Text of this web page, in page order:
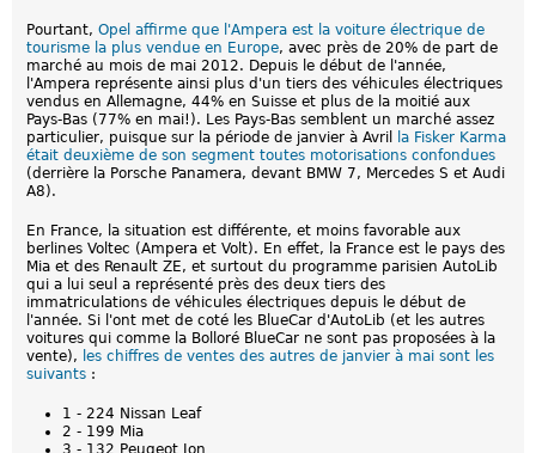
Pourtant, Opel affirme que l'Ampera est la voiture électrique de
tourisme la plus vendue en Europe, avec près de 20% de part de
marché au mois de mai 2012. Depuis le début de l'année,
l'Ampera représente ainsi plus d'un tiers des véhicules électriques
vendus en Allemagne, 44% en Suisse et plus de la moitié aux
Pays-Bas (77% en mai!). Les Pays-Bas semblent un marché assez
particulier, puisque sur la période de janvier à Avril
la Fisker Karma
était deuxième de son segment toutes motorisations confondues
(derrière la Porsche Panamera, devant BMW 7, Mercedes S et Audi
A8).
En France, la situation est différente, et moins favorable aux
berlines Voltec (Ampera et Volt). En effet, la France est le pays des
Mia et des Renault ZE, et surtout du programme parisien AutoLib
qui a lui seul a représenté près des deux tiers des
immatriculations de véhicules électriques depuis le début de
l'année. Si l'ont met de coté les BlueCar d'AutoLib (et les autres
voitures qui comme la Bolloré BlueCar ne sont pas proposées à la
vente), les chiffres de ventes des autres de janvier à mai sont les
suivants :
1 - 224 Nissan Leaf
2 - 199 Mia
3 - 132 Peugeot Ion